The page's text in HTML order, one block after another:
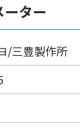
ーター
/三豊製作所